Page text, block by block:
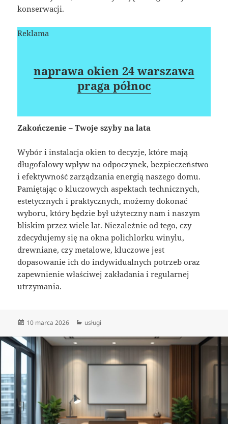
konserwacji.
Reklama
naprawa okien 24 warszawa
praga północ
Zakończenie – Twoje szyby na lata
Wybór i instalacja okien to decyzje, które mają
długofalowy wpływ na odpoczynek, bezpieczeństwo
i efektywność zarządzania energią naszego domu.
Pamiętając o kluczowych aspektach technicznych,
estetycznych i praktycznych, możemy dokonać
wyboru, który będzie był użyteczny nam i naszym
bliskim przez wiele lat. Niezależnie od tego, czy
zdecydujemy się na okna polichlorku winylu,
drewniane, czy metalowe, kluczowe jest
dopasowanie ich do indywidualnych potrzeb oraz
zapewnienie właściwej zakładania i regularnej
utrzymania.
Data
10 marca 2026 Kategorie
usługi